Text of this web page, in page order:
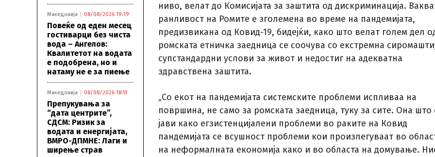
Македонија 08/08/2026 19:19
Повеќе од еден месец
гостиварци без чиста
вода – Ангелов:
Квалитетот на водата
е подобрена, но и
натаму не е за пиење
Македонија 08/08/2026 18:51
Препукувања за
“дата центрите”,
СДСМ: Ризик за
водата и енергијата,
ВМРО-ДПМНЕ: Лаги и
ширење страв
ниво, велат до Комисијата за заштита од дискриминација.
ранливост на Ромите е зголемена во време на пандемијата,
предизвикана од Ковид-19, бидејќи, како што велат голем дел
ромската етничка заедница се соочува со екстремна
супстандардни услови за живот и недостиг на адекватна
здравствена заштита.
„Со екот на пандемијата системските проблеми испливаа на
површина, не само за ромската заедница, туку за сите. Она што
јави како егзистенцијалени проблеми во раките на Ковид
пандемијата се всушност проблеми кои произлегуваат во
на неформалната економија како и во областа на домување.